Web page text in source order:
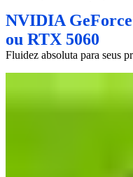
NVIDIA
ou RTX 5060
Fluidez absoluta para seus